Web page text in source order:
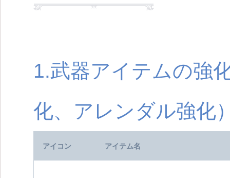
1.武器アイテムの強
化、アレンダル強化
アイコン アイテム名